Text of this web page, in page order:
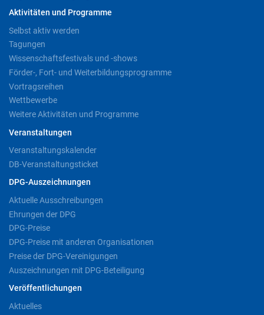
Aktivitäten und Programme
Selbst aktiv werden
Tagungen
Wissenschaftsfestivals und -shows
Förder-, Fort- und Weiterbildungsprogramme
Vortragsreihen
Wettbewerbe
Weitere Aktivitäten und Programme
Veranstaltungen
Veranstaltungskalender
DB-Veranstaltungsticket
DPG-Auszeichnungen
Aktuelle Ausschreibungen
Ehrungen der DPG
DPG-Preise
DPG-Preise mit anderen Organisationen
Preise der DPG-Vereinigungen
Auszeichnungen mit DPG-Beteiligung
Veröffentlichungen
Aktuelles